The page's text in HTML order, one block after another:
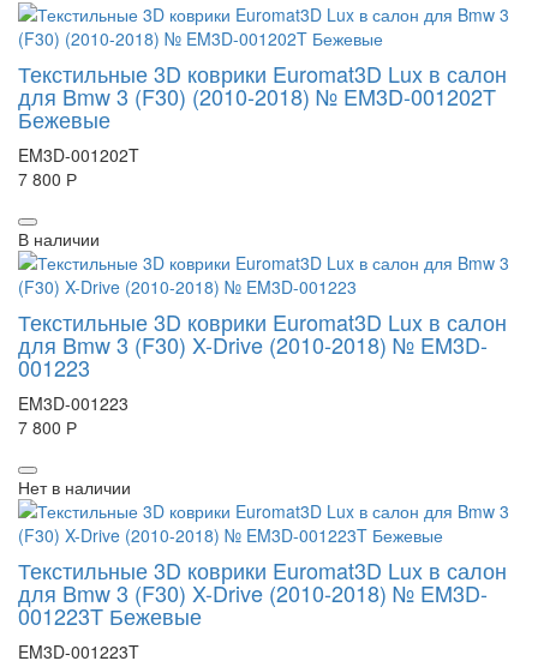
Текстильные 3D коврики Euromat3D Lux в салон
для Bmw 3 (F30) (2010-2018) № EM3D-001202T
Бежевые
EM3D-001202T
7 800 Р
В наличии
Текстильные 3D коврики Euromat3D Lux в салон
для Bmw 3 (F30) X-Drive (2010-2018) № EM3D-
001223
EM3D-001223
7 800 Р
Нет в наличии
Текстильные 3D коврики Euromat3D Lux в салон
для Bmw 3 (F30) X-Drive (2010-2018) № EM3D-
001223T Бежевые
EM3D-001223T